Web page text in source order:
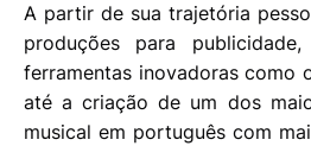
A partir de sua trajetória
produções para
ferramentas inovadoras como
até a criação de um dos
musical em português com